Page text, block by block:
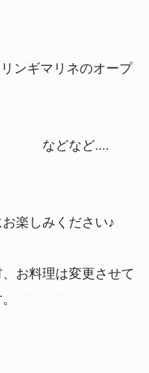
ンギマリネのオープ
....
楽しみください♪
お料理は変更させて